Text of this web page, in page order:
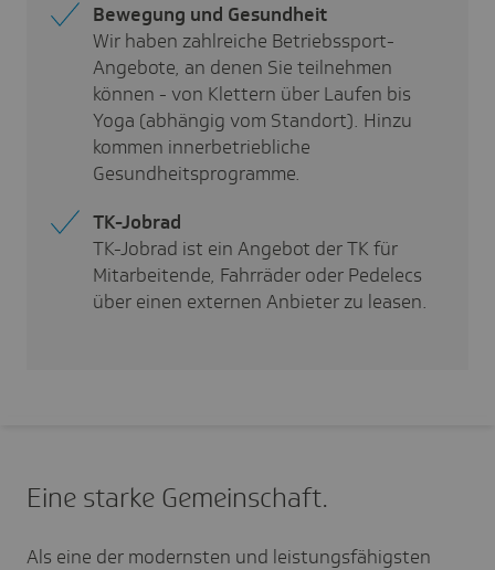
Bewegung und Gesundheit
Wir haben zahlreiche Betriebssport-
Angebote, an denen Sie teilnehmen
können - von Klettern über Laufen bis
Yoga (abhängig vom Standort). Hinzu
kommen innerbetriebliche
Gesundheitsprogramme.
TK-Jobrad
TK-Jobrad ist ein Angebot der TK für
Mitarbeitende, Fahrräder oder Pedelecs
über einen externen Anbieter zu leasen.
Eine starke Gemein­schaft.
Als eine der modernsten und leistungsfähigsten